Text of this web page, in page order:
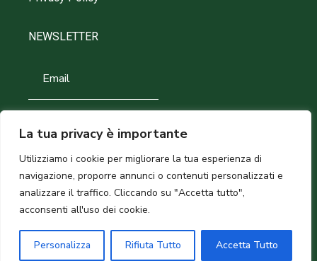
La tua privacy è importante
Utilizziamo i cookie per migliorare la tua esperienza di
navigazione, proporre annunci o contenuti personalizzati e
analizzare il traffico. Cliccando su "Accetta tutto",
acconsenti all'uso dei cookie.
Personalizza Rifiuta Tutto Accetta Tutto
NEWSLETTER
©2026 – Forty Fruit – P.Iva02338420736